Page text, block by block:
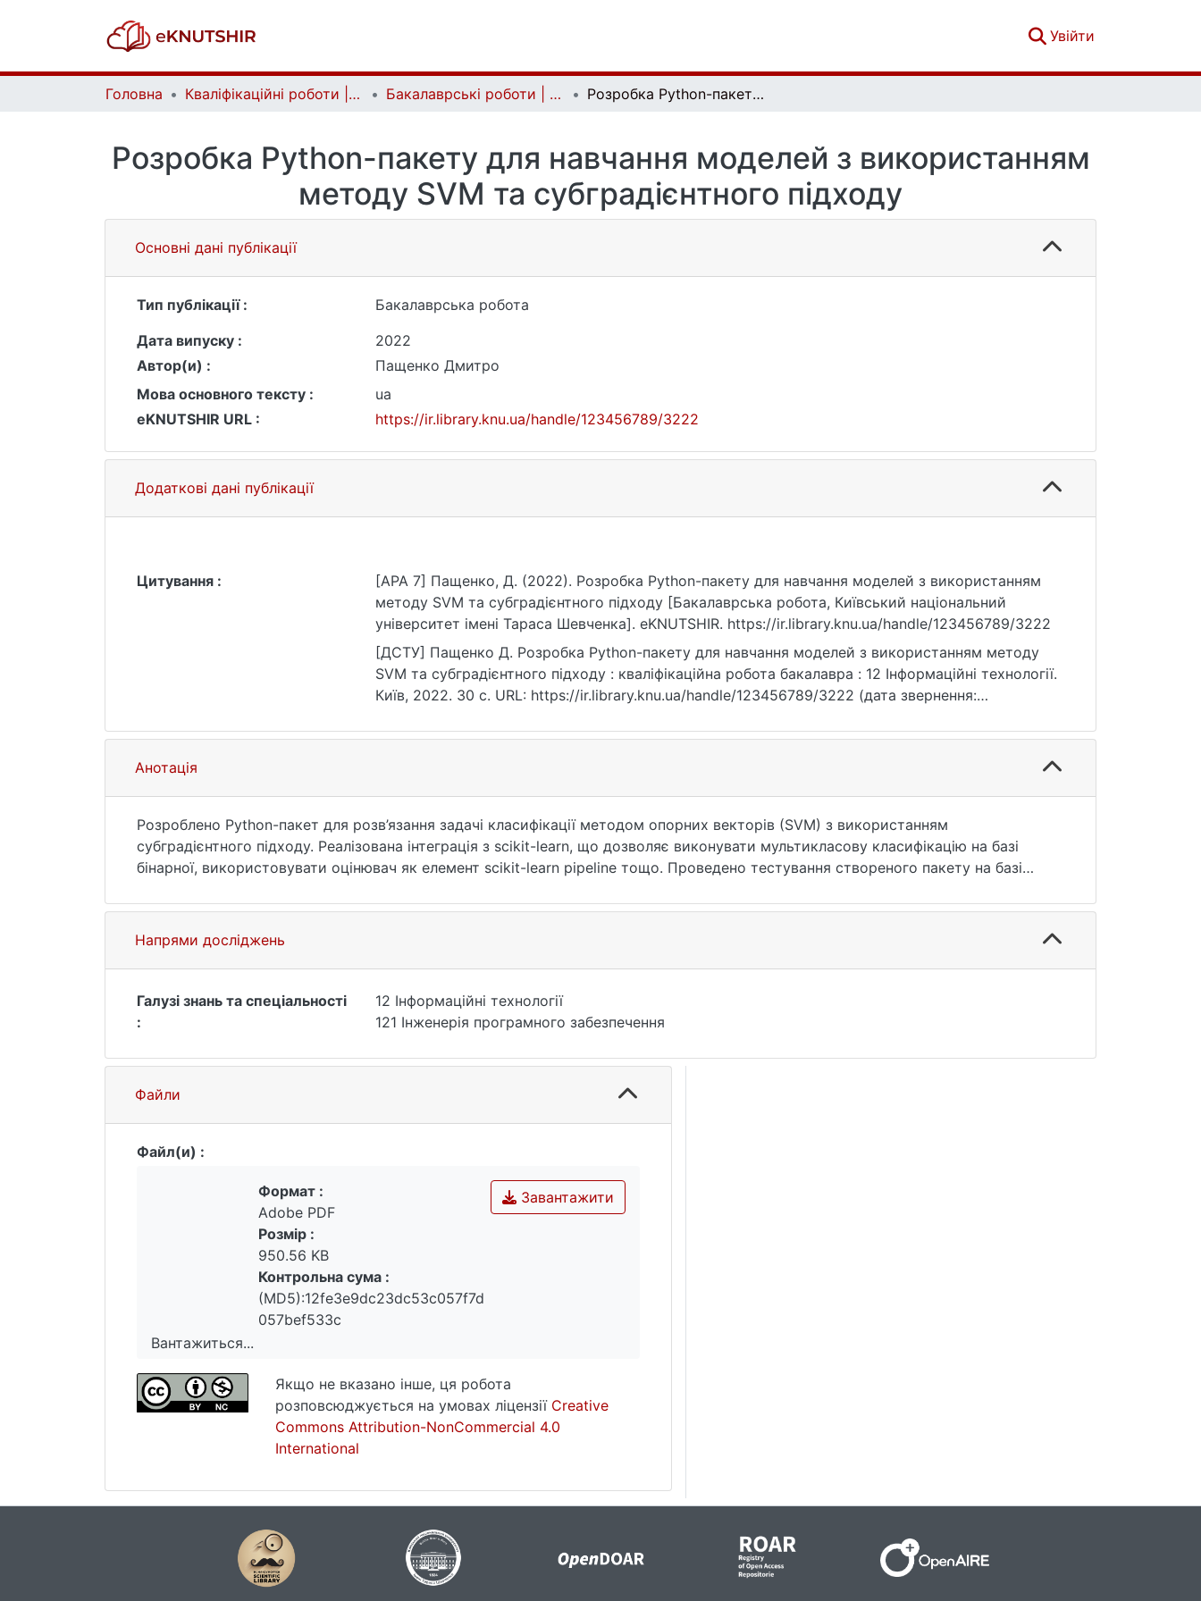
Увійти
Головна Кваліфікаційні роботи | Qualifying works Бакалаврські роботи | Bachelor theses Розробка Python-пакету для навчання моделей з використанням методу SVM та субградієнтного підходу
Розробка Python-пакету для навчання моделей з використанням
методу SVM та субградієнтного підходу
Основні дані публікації
Тип публікації :
Бакалаврська робота
Дата випуску :
2022
Автор(и) :
Пащенко Дмитро
Мова основного тексту :
ua
eKNUTSHIR URL :
https://ir.library.knu.ua/handle/123456789/3222
Додаткові дані публікації
Цитування :
[APA 7] Пащенко, Д. (2022). Розробка Python-пакету для навчання моделей з використанням
методу SVM та субградієнтного підходу [Бакалаврська робота, Київський національний
університет імені Тараса Шевченка]. eKNUTSHIR. https://ir.library.knu.ua/handle/123456789/3222
[ДСТУ] Пащенко Д. Розробка Python-пакету для навчання моделей з використанням методу
SVM та субградієнтного підходу : кваліфікаційна робота бакалавра : 12 Інформаційні технології.
Київ, 2022. 30 с. URL: https://ir.library.knu.ua/handle/123456789/3222 (дата звернення:
Анотація
Розроблено Python-пакет для розв’язання задачі класифікації методом опорних векторів (SVM) з використанням
субградієнтного підходу. Реалізована інтеграція з scikit-learn, що дозволяє виконувати мультикласову класифікацію на базі
бінарної, використовувати оцінювач як елемент scikit-learn pipeline тощо. Проведено тестування створеного пакету на базі
доречності використання саме нашого описаного в роботі пакету. Проведено порівняльний аналіз різних функцій втрат.
Обґрунтовано доцільність використання hinge loss та субградієнтного підходу. Продемонстровано можливості ядрового методу
опорних векторів на основі субградієнтного методу.
Напрями досліджень
Галузі знань та спеціальності
:
12 Інформаційні технології
121 Інженерія програмного забезпечення
Файли
Файл(и) :
Вантажиться...
Вантажиться...
Завантажити
Формат :
Adobe PDF
Розмір :
950.56 KB
Контрольна сума :
(MD5):12fe3e9dc23dc53c057f7d
057bef533c
Якщо не вказано інше, ця робота
розповсюджується на умовах ліцензії Creative
Commons Attribution-NonCommercial 4.0
International